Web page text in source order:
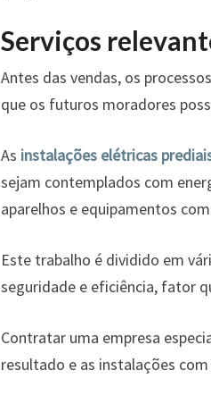
Serviços
Antes das vendas, os
que os futuros moradores
As instalações elétricas
sejam contemplados com
aparelhos e equipamentos
Este trabalho é dividido em
seguridade e eficiência, fator
Contratar uma empresa
resultado e as instalações